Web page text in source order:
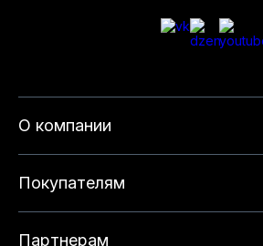
О компании
Покупателям
Партнерам